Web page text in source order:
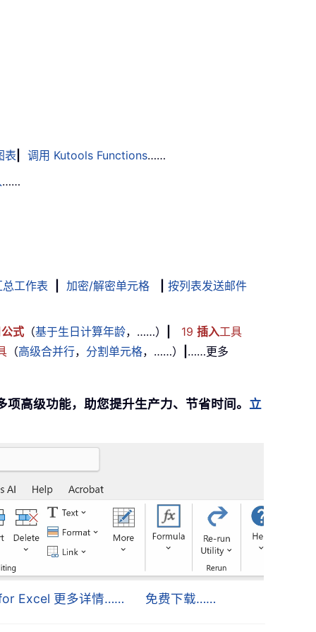
表 调用 Kutools Functions……
……
总工作表 加密/解密单元格 按列表发送邮件
公式 （基于生日计算年龄，……） 19 插入工具
（高级合并行， 分割单元格，……） ……更多
高级功能，助您提升生产力、节省时间。 立
Excel 更多详情…… 免费下载……